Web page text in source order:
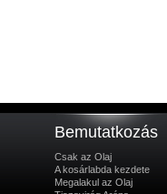
Bemutatkozás
Csak az Olaj
A kosárlabda kezdete
Megalakul az Olaj